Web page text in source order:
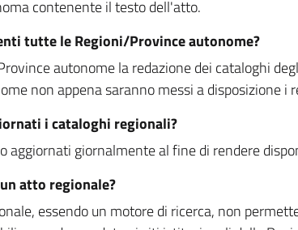
contenente il testo dell'atto.
tutte le Regioni/Province autonome?
autonome la redazione dei cataloghi
non appena saranno messi a disposizione i
i cataloghi regionali?
aggiornati giornalmente al fine di rendere
atto regionale?
essendo un motore di ricerca, non